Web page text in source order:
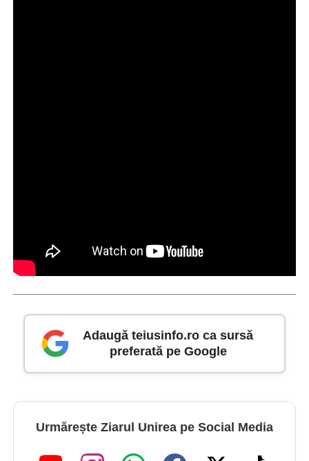
Adaugă teiusinfo.ro ca sursă
preferată pe Google
Urmărește Ziarul Unirea pe Social Media